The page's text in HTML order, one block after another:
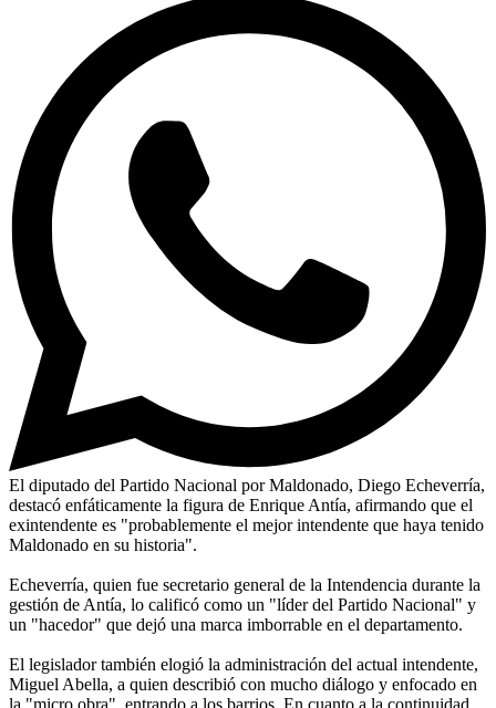
El diputado del Partido Nacional por Maldonado, Diego Echeverría,
destacó enfáticamente la figura de Enrique Antía, afirmando que el
exintendente es "probablemente el mejor intendente que haya tenido
Maldonado en su historia".
Echeverría, quien fue secretario general de la Intendencia durante la
gestión de Antía, lo calificó como un "líder del Partido Nacional" y
un "hacedor" que dejó una marca imborrable en el departamento.
El legislador también elogió la administración del actual intendente,
Miguel Abella, a quien describió con mucho diálogo y enfocado en
la "micro obra", entrando a los barrios. En cuanto a la continuidad